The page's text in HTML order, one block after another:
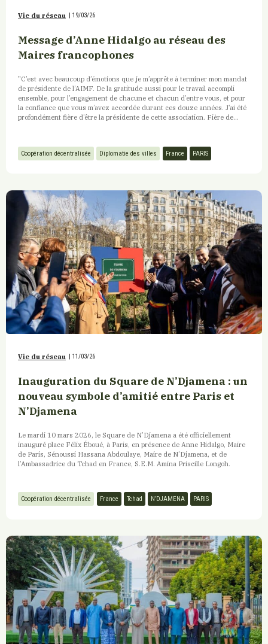
Vie du réseau 19/03/26
Message d’Anne Hidalgo au réseau des
Maires francophones
"C’est avec beaucoup d’émotions que je m’apprête à terminer mon mandat
de présidente de l’AIMF. De la gratitude aussi pour le travail accompli
ensemble, pour l’engagement de chacune et chacun d’entre vous, et pour
la confiance que vous m’avez accordée durant ces douze années. J’ai été
profondément fière d’être la présidente de cette association. Fière de...
Coopération décentralisée Diplomatie des villes France PARIS
Vie du réseau 11/03/26
Inauguration du Square de N’Djamena : un
nouveau symbole d’amitié entre Paris et
N’Djamena
Le mardi 10 mars 2026, le Square de N’Djamena a été officiellement
inauguré place Félix Éboué, à Paris, en présence de Anne Hidalgo, Maire
de Paris, Sénoussi Hassana Abdoulaye, Maire de N’Djamena, et de
l’Ambassadrice du Tchad en France, S.E.M. Amina Priscille Longoh.
Coopération décentralisée France Tchad N’DJAMENA PARIS